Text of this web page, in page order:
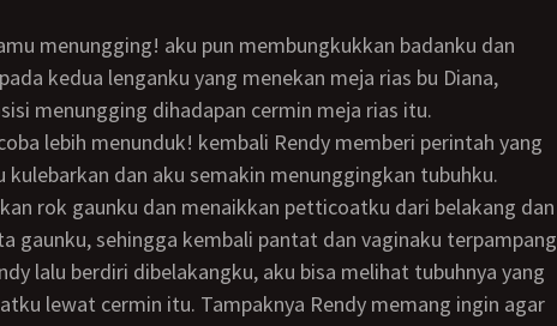
kedua lenganku yang menekan meja rias bu Diana,
menungging dihadapan cermin meja rias itu.
dan aku semakin menunggingkan tubuhku.
gaunku, sehingga kembali pantat dan vaginaku terpampang
lalu berdiri dibelakangku, aku bisa melihat tubuhnya yang
lewat cermin itu. Tampaknya Rendy memang ingin agar